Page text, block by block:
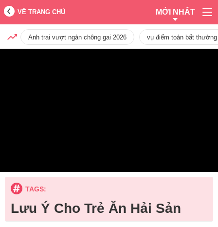
VỀ TRANG CHỦ MỚI NHẤT
Anh trai vượt ngàn chông gai 2026 vụ điểm toán bất
TAGS:
Lưu Ý Cho Trẻ Ăn Hải Sản